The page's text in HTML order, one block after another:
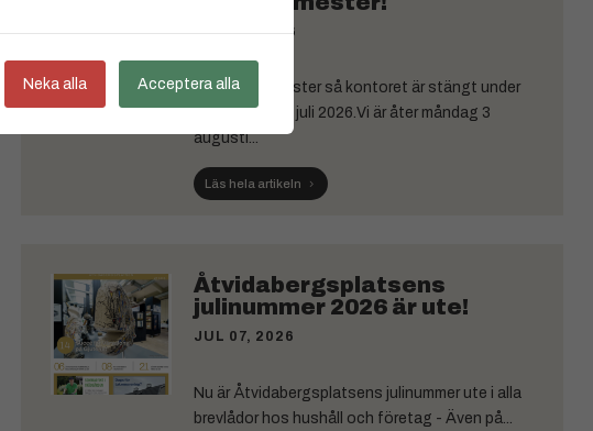
JUL 08, 2026
Nu tar vi semester så kontoret är stängt under
perioden 8-31 juli 2026.Vi är åter måndag 3
augusti...
Läs hela artikeln
Åtvidabergsplatsens
julinummer 2026 är ute!
JUL 07, 2026
Nu är Åtvidabergsplatsens julinummer ute i alla
brevlådor hos hushåll och företag - Även på...
Neka alla Acceptera alla